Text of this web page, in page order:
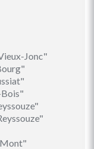
Jonc"